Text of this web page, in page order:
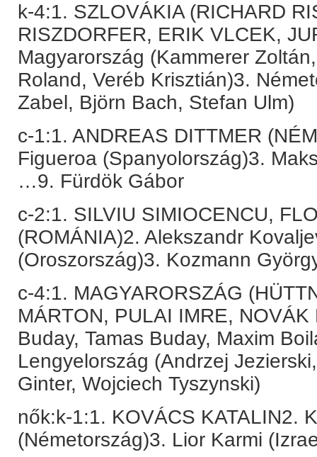
k-4:1. SZLOVÁKIA (RICHARD
RISZDORFER, ERIK VLCEK,
Magyarország (Kammerer
Roland, Veréb Krisztián)3.
Zabel, Björn Bach, Stefan Ulm)
c-1:1. ANDREAS DITTMER
Figueroa (Spanyolország)3.
…9. Fürdök Gábor
c-2:1. SILVIU SIMIOCENCU,
(ROMÁNIA)2. Alekszandr
(Oroszország)3. Kozmann
c-4:1. MAGYARORSZÁG
MÁRTON, PULAI IMRE,
Buday, Tamas Buday, Maxim
Lengyelország (Andrzej
Ginter, Wojciech Tyszynski)
nők:k-1:1. KOVÁCS KATALIN2.
(Németország)3. Lior Karmi